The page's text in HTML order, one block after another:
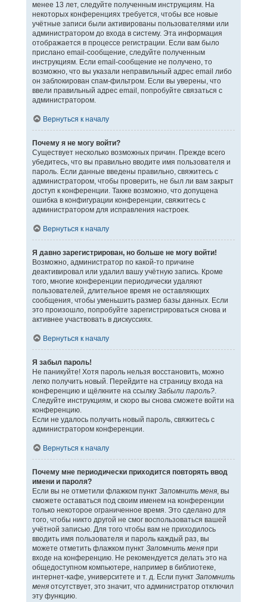
менее 13 лет, следуйте полученным инструкциям. На
некоторых конференциях требуется, чтобы все новые
учётные записи были активированы пользователями или
администратором до входа в систему. Эта информация
отображается в процессе регистрации. Если вам было
прислано email-сообщение, следуйте полученным
инструкциям. Если email-сообщение не получено, то
возможно, что вы указали неправильный адрес email либо
он заблокирован спам-фильтром. Если вы уверены, что
ввели правильный адрес email, попробуйте связаться с
администратором.
Вернуться к началу
Почему я не могу войти?
Существует несколько возможных причин. Прежде всего
убедитесь, что вы правильно вводите имя пользователя и
пароль. Если данные введены правильно, свяжитесь с
администратором, чтобы проверить, не был ли вам закрыт
доступ к конференции. Также возможно, что допущена
ошибка в конфигурации конференции, свяжитесь с
администратором для исправления настроек.
Вернуться к началу
Я давно зарегистрирован, но больше не могу войти!
Возможно, администратор по какой-то причине
деактивировал или удалил вашу учётную запись. Кроме
того, многие конференции периодически удаляют
пользователей, длительное время не оставляющих
сообщения, чтобы уменьшить размер базы данных. Если
это произошло, попробуйте зарегистрироваться снова и
активнее участвовать в дискуссиях.
Вернуться к началу
Я забыл пароль!
Не паникуйте! Хотя пароль нельзя восстановить, можно
легко получить новый. Перейдите на страницу входа на
конференцию и щёлкните на ссылку Забыли пароль?.
Следуйте инструкциям, и скоро вы снова сможете войти на
конференцию.
Если не удалось получить новый пароль, свяжитесь с
администратором конференции.
Вернуться к началу
Почему мне периодически приходится повторять ввод
имени и пароля?
Если вы не отметили флажком пункт Запомнить меня, вы
сможете оставаться под своим именем на конференции
только некоторое ограниченное время. Это сделано для
того, чтобы никто другой не смог воспользоваться вашей
учётной записью. Для того чтобы вам не приходилось
вводить имя пользователя и пароль каждый раз, вы
можете отметить флажком пункт Запомнить меняпри
входе на конференцию. Не рекомендуется делать это на
общедоступном компьютере, например в библиотеке,
интернет-кафе, университете и т. д. Если пункт Запомнить
меняотсутствует, это значит, что администратор отключил
эту функцию.